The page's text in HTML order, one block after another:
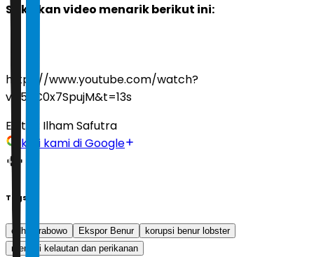
Saksikan video menarik berikut ini:
https://www.youtube.com/watch?
v=5gC0x7SpujM&t=13s
Editor: Ilham Safutra
Ikuti kami di Google
Tags
edhy prabowo Ekspor Benur
korupsi benur lobster
menteri kelautan dan perikanan